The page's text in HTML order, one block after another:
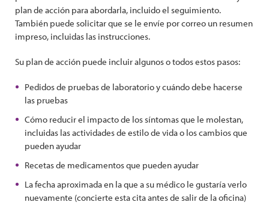
plan de acción para abordarla, incluido el seguimiento.
También puede solicitar que se le envíe por correo un resumen
impreso, incluidas las instrucciones.
Su plan de acción puede incluir algunos o todos estos pasos:
Pedidos de pruebas de laboratorio y cuándo debe hacerse
las pruebas
Cómo reducir el impacto de los síntomas que le molestan,
incluidas las actividades de estilo de vida o los cambios que
pueden ayudar
Recetas de medicamentos que pueden ayudar
La fecha aproximada en la que a su médico le gustaría verlo
nuevamente (concierte esta cita antes de salir de la oficina)